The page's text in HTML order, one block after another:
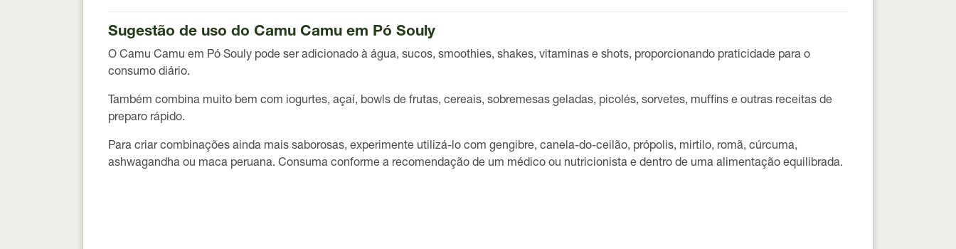
Sugestão de uso do Camu Camu em Pó Souly
O Camu Camu em Pó Souly pode ser adicionado à água, sucos, smoothies, shakes, vitaminas e shots, proporcionando praticidade para o
consumo diário.
Também combina muito bem com iogurtes, açaí, bowls de frutas, cereais, sobremesas geladas, picolés, sorvetes, muffins e outras receitas de
preparo rápido.
Para criar combinações ainda mais saborosas, experimente utilizá-lo com gengibre, canela-do-ceilão, própolis, mirtilo, romã, cúrcuma,
ashwagandha ou maca peruana. Consuma conforme a recomendação de um médico ou nutricionista e dentro de uma alimentação equilibrada.